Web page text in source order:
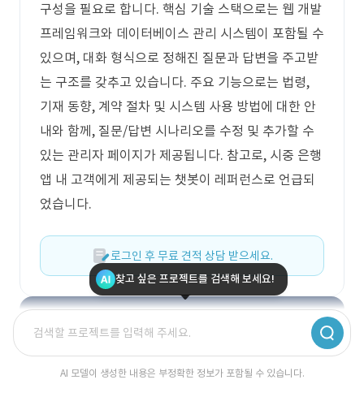
구성을 필요로 합니다. 핵심 기술 스택으로는 웹 개발
프레임워크와 데이터베이스 관리 시스템이 포함될 수
있으며, 대화 형식으로 정해진 질문과 답변을 주고받
는 구조를 갖추고 있습니다. 주요 기능으로는 법령,
기재 동향, 계약 절차 및 시스템 사용 방법에 대한 안
내와 함께, 질문/답변 시나리오를 수정 및 추가할 수
있는 관리자 페이지가 제공됩니다. 참고로, 시중 은행
앱 내 고객에게 제공되는 챗봇이 레퍼런스로 언급되
었습니다.
로그인 후 무료 견적 상담 받으세요.
딱 맞는 견적이 궁금하신가요?
찾고 싶은 프로젝트를 검색해 보세요!
AI 모델이 생성한 내용은 부정확한 정보가 포함될 수 있습니다.